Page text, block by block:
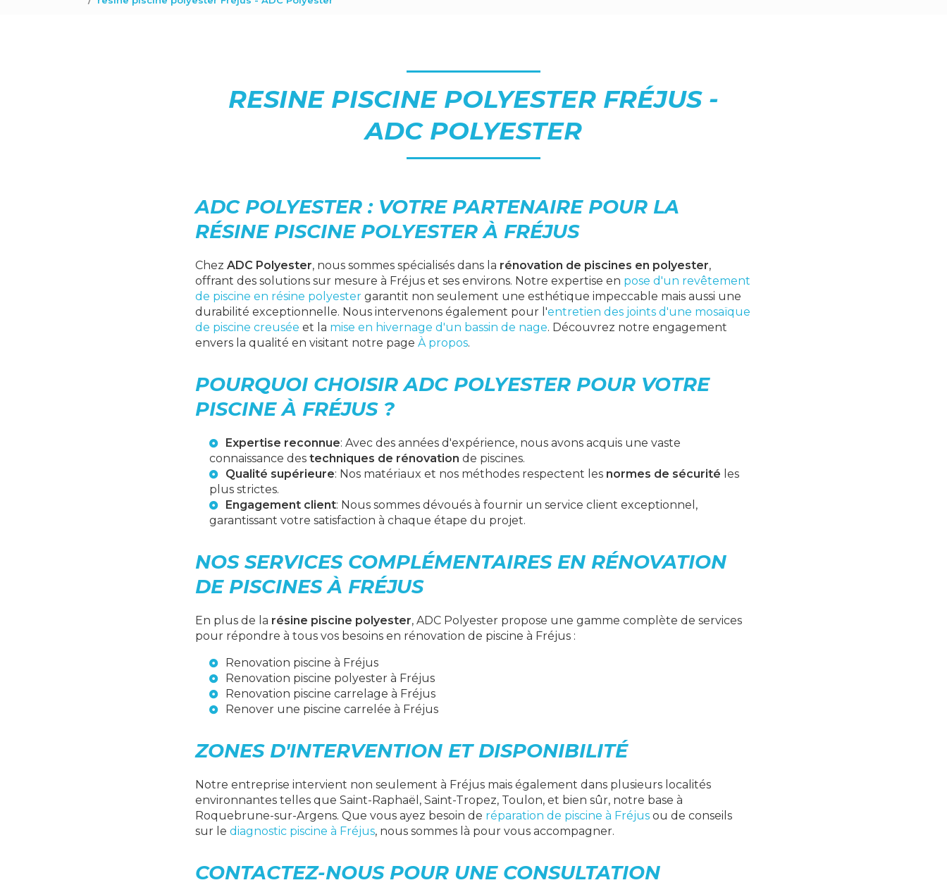
RESINE PISCINE POLYESTER FRÉJUS -
ADC POLYESTER
ADC POLYESTER : VOTRE PARTENAIRE POUR LA
RÉSINE PISCINE POLYESTER À FRÉJUS
Chez ADC Polyester, nous sommes spécialisés dans la rénovation de piscines en polyester,
offrant des solutions sur mesure à Fréjus et ses environs. Notre expertise en pose d'un revêtement
de piscine en résine polyester garantit non seulement une esthétique impeccable mais aussi une
durabilité exceptionnelle. Nous intervenons également pour l'entretien des joints d'une mosaïque
de piscine creusée et la mise en hivernage d'un bassin de nage. Découvrez notre engagement
envers la qualité en visitant notre page À propos.
POURQUOI CHOISIR ADC POLYESTER POUR VOTRE
PISCINE À FRÉJUS ?
Expertise reconnue: Avec des années d'expérience, nous avons acquis une vaste
connaissance des techniques de rénovation de piscines.
Qualité supérieure: Nos matériaux et nos méthodes respectent les normes de sécurité les
plus strictes.
Engagement client: Nous sommes dévoués à fournir un service client exceptionnel,
garantissant votre satisfaction à chaque étape du projet.
NOS SERVICES COMPLÉMENTAIRES EN RÉNOVATION
DE PISCINES À FRÉJUS
En plus de la résine piscine polyester, ADC Polyester propose une gamme complète de services
pour répondre à tous vos besoins en rénovation de piscine à Fréjus :
Renovation piscine à Fréjus
Renovation piscine polyester à Fréjus
Renovation piscine carrelage à Fréjus
Renover une piscine carrelée à Fréjus
ZONES D'INTERVENTION ET DISPONIBILITÉ
Notre entreprise intervient non seulement à Fréjus mais également dans plusieurs localités
environnantes telles que Saint-Raphaël, Saint-Tropez, Toulon, et bien sûr, notre base à
Roquebrune-sur-Argens. Que vous ayez besoin de réparation de piscine à Fréjus ou de conseils
sur le diagnostic piscine à Fréjus, nous sommes là pour vous accompagner.
CONTACTEZ-NOUS POUR UNE CONSULTATION